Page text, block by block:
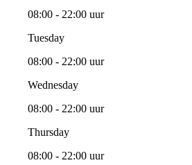
08:00 - 22:00 uur
Tuesday
08:00 - 22:00 uur
Wednesday
08:00 - 22:00 uur
Thursday
08:00 - 22:00 uur